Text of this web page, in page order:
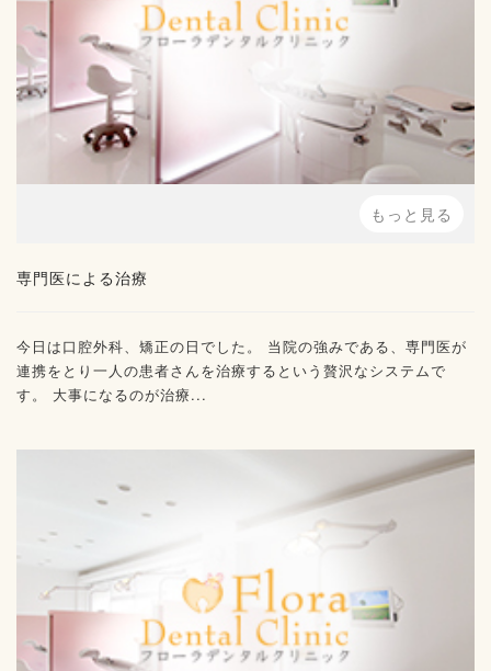
もっと見る
専門医による治療
今日は口腔外科、矯正の日でした。 当院の強みである、専門医が
連携をとり一人の患者さんを治療するという贅沢なシステムで
す。 大事になるのが治療...